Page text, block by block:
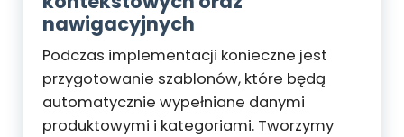
nawigacyjnych
Podczas implementacji konieczne jest
przygotowanie szablonów, które będą
automatycznie wypełniane danymi
produktowymi i kategoriami. Tworzymy